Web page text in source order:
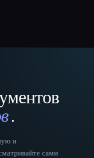
.
и
сами